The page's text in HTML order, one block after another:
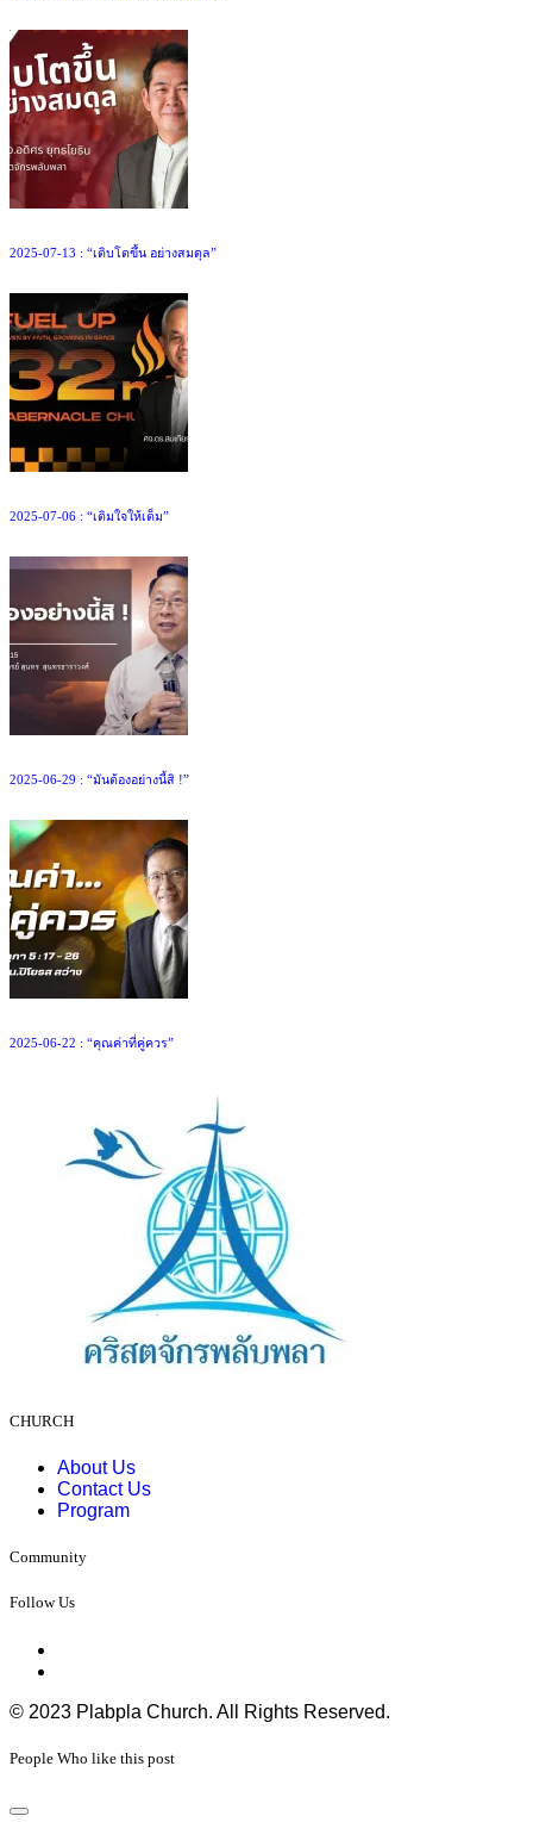
2025-07-13 : “เติบโตขึ้น อย่างสมดุล”
2025-07-06 : “เติมใจให้เต็ม”
2025-06-29 : “มันต้องอย่างนี้สิ !”
2025-06-22 : “คุณค่าที่คู่ควร”
CHURCH
About Us
Contact Us
Program
Community
Follow Us
© 2023 Plabpla Church. All Rights Reserved.
People Who like this post